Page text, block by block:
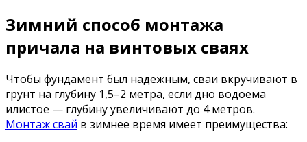
Зимний способ монтажа
причала на винтовых сваях
Чтобы фундамент был надежным, сваи вкручивают в
грунт на глубину 1,5–2 метра, если дно водоема
илистое — глубину увеличивают до 4 метров.
Монтаж свай в зимнее время имеет преимущества: